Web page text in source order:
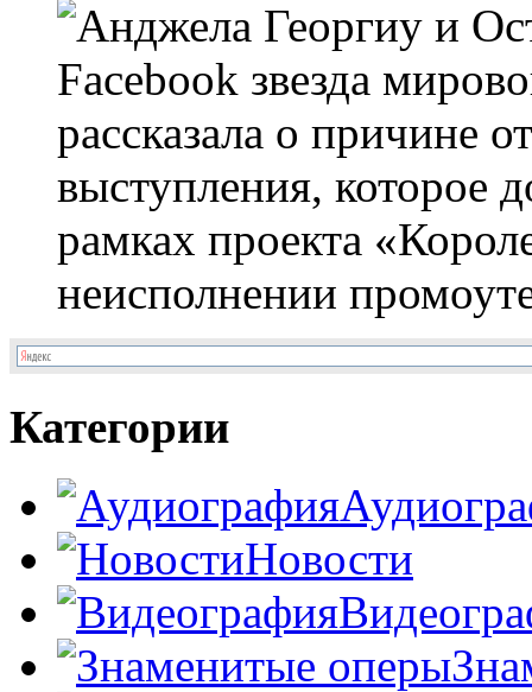
Facebook звезда
рассказала о причине
выступления, которое
рамках проекта
неисполнении
Категории
Новости